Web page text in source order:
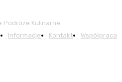
Podróże Kulinarne
Informacje Kontakt Współpraca